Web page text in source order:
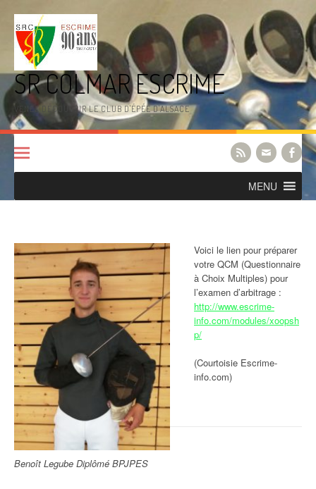
contenu
SR COLMAR ESCRIME
VENEZ DÉCOUVRIR LE CLUB D'ÉPÉE D'ALSACE
MENU
Benoît Legube Diplômé BPJPES
Voici le lien pour préparer
votre QCM (Questionnaire
à Choix Multiples) pour
l’examen d’arbitrage :
http://www.escrime-
info.com/modules/xoopsh
p/
(Courtoisie Escrime-
info.com)